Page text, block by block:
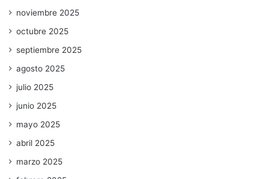
noviembre 2025
octubre 2025
septiembre 2025
agosto 2025
julio 2025
junio 2025
mayo 2025
abril 2025
marzo 2025